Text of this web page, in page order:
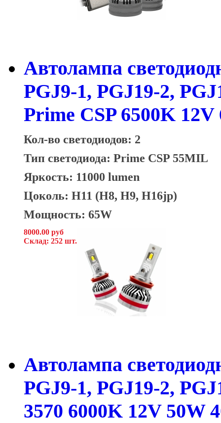
Автолампа
PGJ9-1, PGJ19-2,
Prime CSP 6500K
Кол-во светодиодов: 2
Тип светодиода: Prime CSP 55MIL
Яркость: 11000 lumen
Цоколь: H11 (H8, H9, H16jp)
Мощность: 65W
8000.00 руб
Склад: 252 шт.
Автолампа
PGJ9-1, PGJ19-2,
3570 6000K 12V 50W